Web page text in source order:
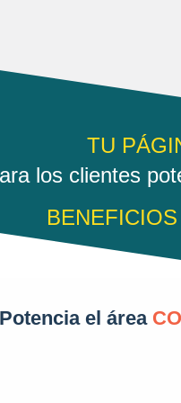
TU
los clientes
el área